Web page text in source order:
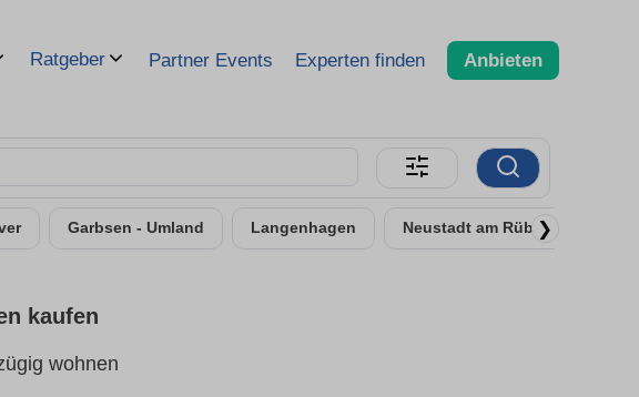
Ratgeber Partner Events Experten finden Anbieten
Garbsen - Umland Langenhagen Neustadt am Rübenberge
❯
kaufen
wohnen